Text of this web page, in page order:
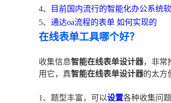
4、
目前国内流行的智能化办公系统
5、 通达oa流程的表单 如何实现的
在线表单工具哪个好？
收集信息智能在线表单设计器，非常
用它，真智能在线表单设计器的太方
1、题型丰富，可以设置各种收集问